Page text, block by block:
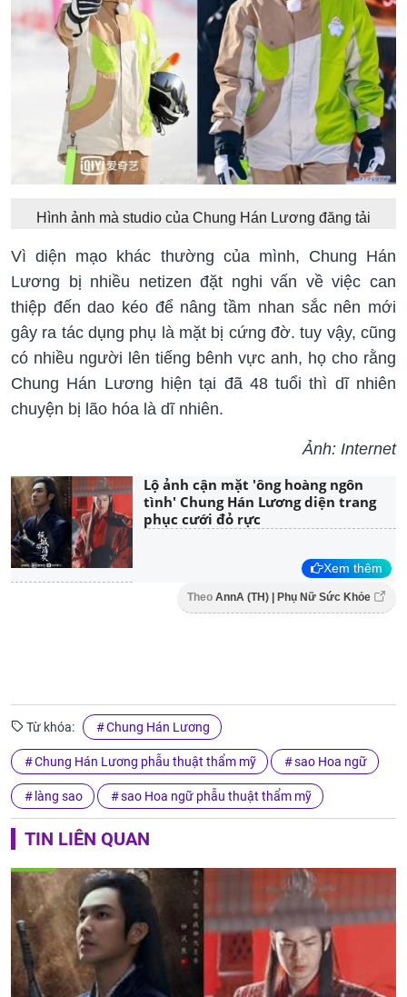
Hình ảnh mà studio của Chung Hán Lương đăng tải
Vì diện mạo khác thường của mình, Chung Hán
Lương bị nhiều netizen đặt nghi vấn về việc can
thiệp đến dao kéo để nâng tầm nhan sắc nên mới
gây ra tác dụng phụ là mặt bị cứng đờ. tuy vậy, cũng
có nhiều người lên tiếng bênh vực anh, họ cho rằng
Chung Hán Lương hiện tại đã 48 tuổi thì dĩ nhiên
chuyện bị lão hóa là dĩ nhiên.
Ảnh: Internet
Lộ ảnh cận mặt 'ông hoàng ngôn
tình' Chung Hán Lương diện trang
phục cưới đỏ rực
Xem thêm
Theo AnnA (TH) | Phụ Nữ Sức Khỏe
Từ khóa: Chung Hán Lương
Chung Hán Lương phẫu thuật thẩm mỹ sao Hoa ngữ
làng sao sao Hoa ngữ phẫu thuật thẩm mỹ
TIN LIÊN QUAN